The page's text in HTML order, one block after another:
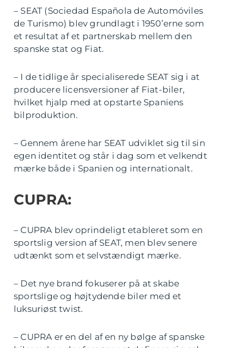
– SEAT (Sociedad Española de Automóviles
de Turismo) blev grundlagt i 1950’erne som
et resultat af et partnerskab mellem den
spanske stat og Fiat.
– I de tidlige år specialiserede SEAT sig i at
producere licensversioner af Fiat-biler,
hvilket hjalp med at opstarte Spaniens
bilproduktion.
– Gennem årene har SEAT udviklet sig til sin
egen identitet og står i dag som et velkendt
mærke både i Spanien og internationalt.
CUPRA:
– CUPRA blev oprindeligt etableret som en
sportslig version af SEAT, men blev senere
udtænkt som et selvstændigt mærke.
– Det nye brand fokuserer på at skabe
sportslige og højtydende biler med et
luksuriøst twist.
– CUPRA er en del af en ny bølge af spanske